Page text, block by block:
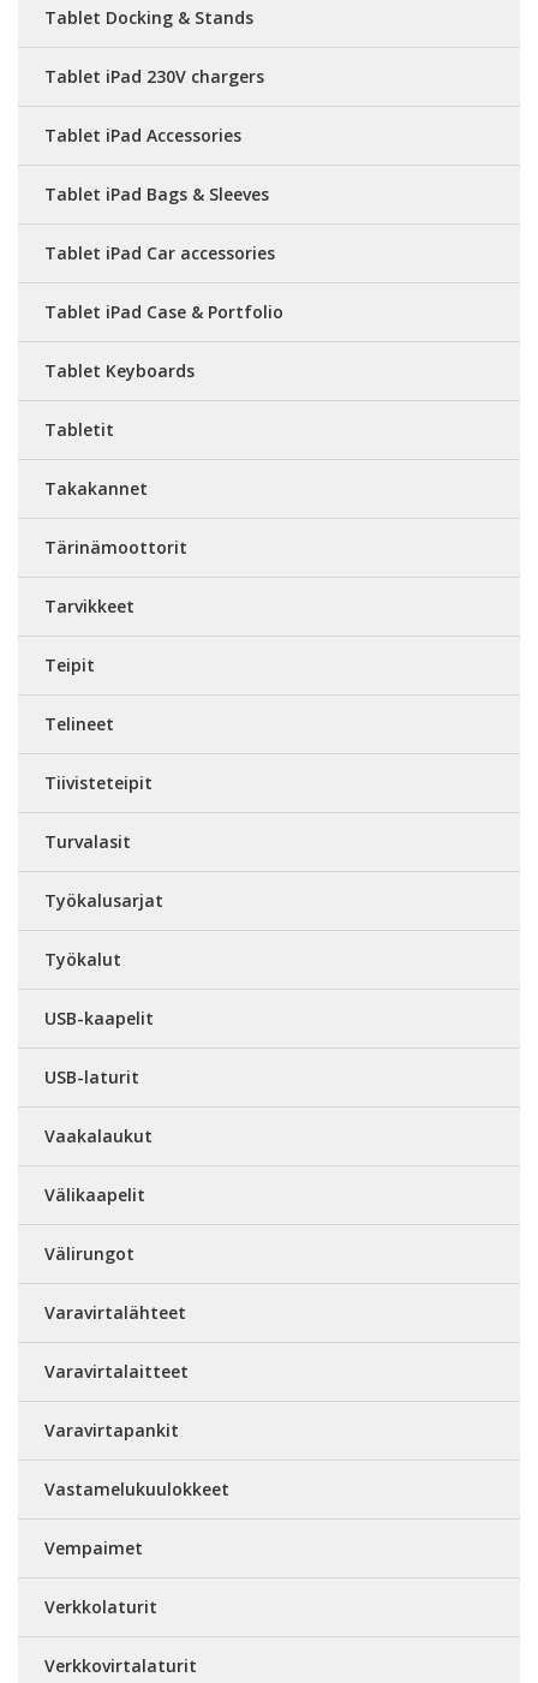
Tablet Docking & Stands
Tablet iPad 230V chargers
Tablet iPad Accessories
Tablet iPad Bags & Sleeves
Tablet iPad Car accessories
Tablet iPad Case & Portfolio
Tablet Keyboards
Tabletit
Takakannet
Tärinämoottorit
Tarvikkeet
Teipit
Telineet
Tiivisteteipit
Turvalasit
Työkalusarjat
Työkalut
USB-kaapelit
USB-laturit
Vaakalaukut
Välikaapelit
Välirungot
Varavirtalähteet
Varavirtalaitteet
Varavirtapankit
Vastamelukuulokkeet
Vempaimet
Verkkolaturit
Verkkovirtalaturit